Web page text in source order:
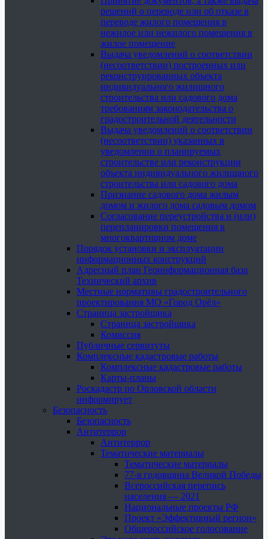
решений о переводе или об отказе в
переводе жилого помещения в
нежилое или нежилого помещения в
жилое помещение
Выдача уведомлений о соответствии
(несоответствии) построенных или
реконструированных объекта
индивидуального жилищного
строительства или садового дома
требованиям законодательства о
градостроительной деятельности
Выдача уведомлений о соответствии
(несоответствии) указанных в
уведомлении о планируемых
строительстве или реконструкции
объекта индивидуального жилищного
строительства или садового дома
Признание садового дома жилым
домом и жилого дома садовым домом
Согласование переустройства и (или)
перепланировки помещения в
многоквартирном доме
Порядок установки и эксплуатации
информационных конструкций
Адресный план Геоинформационная база
Технический архив
Местные нормативы градостроительного
проектирования МО «Город Орёл»
Страница застройщика
Страница застройщика
Комиссия
Публичные сервитуты
Комплексные кадастровые работы
Комплексные кадастровые работы
Карты-планы
Роскадастр по Орловской области
информирует
Безопасность
Безопасность
Антитеррор
Антитеррор
Тематические материалы
Тематические материалы
77-я годовщина Великой Победы
Всероссийская перепись
населения — 2021
Национальные проекты РФ
Проект «Эффективный регион»
Общероссийское голосование